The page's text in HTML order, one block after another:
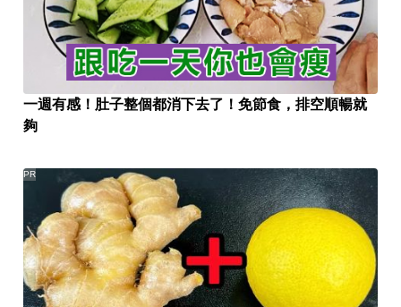
一週有感！肚子整個都消下去了！免節食，排空順暢就
夠
PR